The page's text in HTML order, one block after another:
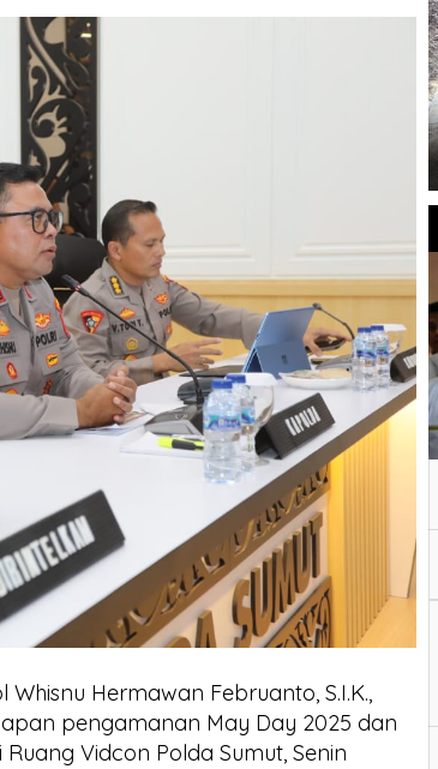
Hermawan Februanto, S.I.K.,
pengamanan May Day 2025 dan
Vidcon Polda Sumut, Senin